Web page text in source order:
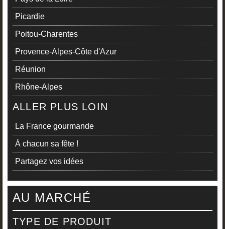
Picardie
Poitou-Charentes
Provence-Alpes-Côte d'Azur
Réunion
Rhône-Alpes
ALLER PLUS LOIN
La France gourmande
À chacun sa fête !
Partagez vos idées
AU MARCHÉ
TYPE DE PRODUIT